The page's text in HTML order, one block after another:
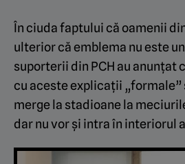
În ciuda faptului că oamenii
ulterior că emblema nu este
suporterii din PCH au anunțat
cu aceste explicații
merge la stadioane la
dar nu vor și intra în interiorul